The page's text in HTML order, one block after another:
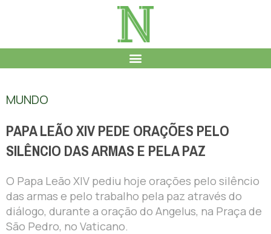
MUNDO
PAPA LEÃO XIV PEDE ORAÇÕES PELO
SILÊNCIO DAS ARMAS E PELA PAZ
O Papa Leão XIV pediu hoje orações pelo silêncio
das armas e pelo trabalho pela paz através do
diálogo, durante a oração do Angelus, na Praça de
São Pedro, no Vaticano.